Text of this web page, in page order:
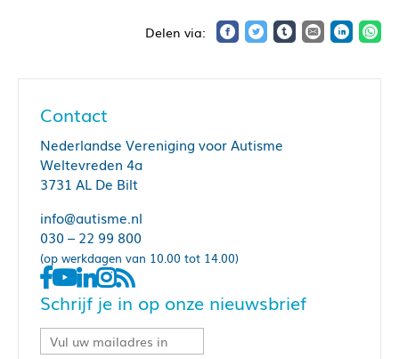
Contact
Nederlandse Vereniging voor Autisme
Weltevreden 4a
3731 AL De Bilt
info@autisme.nl
030 – 22 99 800
(op werkdagen van 10.00 tot 14.00)
Schrijf je in op onze nieuwsbrief